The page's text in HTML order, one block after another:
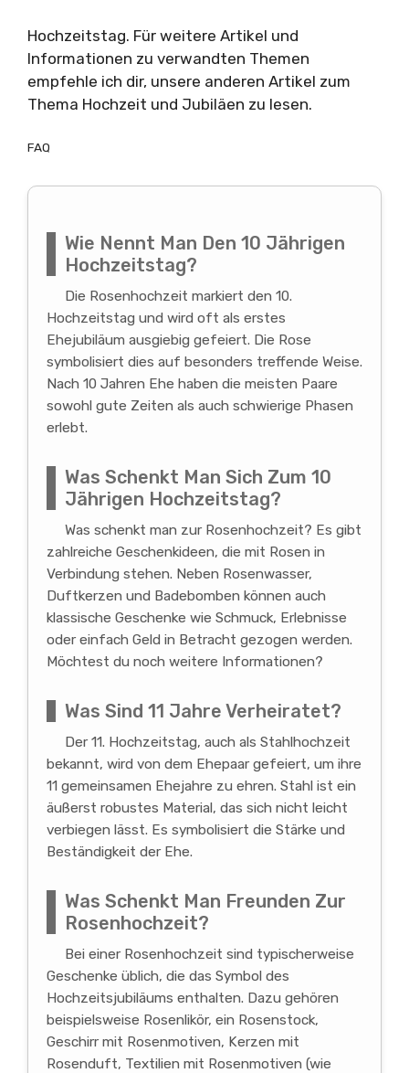
Hochzeitstag. Für weitere Artikel und
Informationen zu verwandten Themen
empfehle ich dir, unsere anderen Artikel zum
Thema Hochzeit und Jubiläen zu lesen.
FAQ
Wie Nennt Man Den 10 Jährigen
Hochzeitstag?
Die Rosenhochzeit markiert den 10.
Hochzeitstag und wird oft als erstes
Ehejubiläum ausgiebig gefeiert. Die Rose
symbolisiert dies auf besonders treffende Weise.
Nach 10 Jahren Ehe haben die meisten Paare
sowohl gute Zeiten als auch schwierige Phasen
erlebt.
Was Schenkt Man Sich Zum 10
Jährigen Hochzeitstag?
Was schenkt man zur Rosenhochzeit? Es gibt
zahlreiche Geschenkideen, die mit Rosen in
Verbindung stehen. Neben Rosenwasser,
Duftkerzen und Badebomben können auch
klassische Geschenke wie Schmuck, Erlebnisse
oder einfach Geld in Betracht gezogen werden.
Möchtest du noch weitere Informationen?
Was Sind 11 Jahre Verheiratet?
Der 11. Hochzeitstag, auch als Stahlhochzeit
bekannt, wird von dem Ehepaar gefeiert, um ihre
11 gemeinsamen Ehejahre zu ehren. Stahl ist ein
äußerst robustes Material, das sich nicht leicht
verbiegen lässt. Es symbolisiert die Stärke und
Beständigkeit der Ehe.
Was Schenkt Man Freunden Zur
Rosenhochzeit?
Bei einer Rosenhochzeit sind typischerweise
Geschenke üblich, die das Symbol des
Hochzeitsjubiläums enthalten. Dazu gehören
beispielsweise Rosenlikör, ein Rosenstock,
Geschirr mit Rosenmotiven, Kerzen mit
Rosenduft, Textilien mit Rosenmotiven (wie